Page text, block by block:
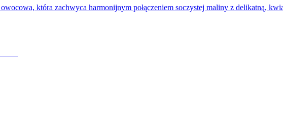
która zachwyca harmonijnym połączeniem soczystej maliny z delikatną,